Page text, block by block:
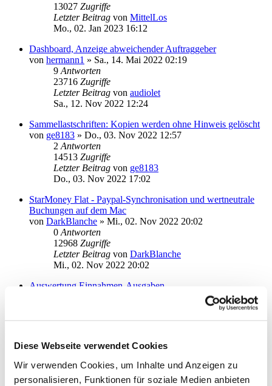
Diese Webseite verwendet Cookies
Wir verwenden Cookies, um Inhalte und Anzeigen zu
personalisieren, Funktionen für soziale Medien anbieten
13027 Zugriffe
Letzter Beitrag von MittelLos
Mo., 02. Jan 2023 16:12
Dashboard, Anzeige abweichender Auftraggeber
von hermann1 » Sa., 14. Mai 2022 02:19
9 Antworten
23716 Zugriffe
Letzter Beitrag von audiolet
Sa., 12. Nov 2022 12:24
Sammellastschriften: Kopien werden ohne Hinweis gelöscht
von ge8183 » Do., 03. Nov 2022 12:57
2 Antworten
14513 Zugriffe
Letzter Beitrag von ge8183
Do., 03. Nov 2022 17:02
StarMoney Flat - Paypal-Synchronisation und wertneutrale
Buchungen auf dem Mac
von DarkBlanche » Mi., 02. Nov 2022 20:02
0 Antworten
12968 Zugriffe
Letzter Beitrag von DarkBlanche
Mi., 02. Nov 2022 20:02
Auswertung Einnahmen-Ausgaben
15612Zugriffe
Sa., 15. Okt 2022 16:19
Bonusprogramm auf Übersichtsseite
von Ze'ev» So., 25. Sep 2022 10:32
1Antworten